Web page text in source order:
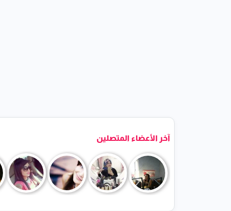
آخر الأعضاء المتصلين